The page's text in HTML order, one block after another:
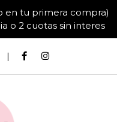
en tu primera compra)
o 2 cuotas sin interes